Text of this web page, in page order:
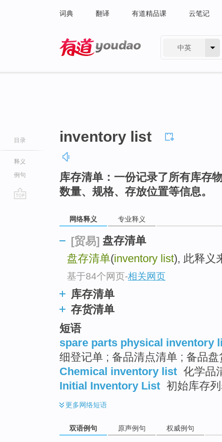
词典 翻译 有道精品课 云笔记
中英
目录
释义
例句
inventory list
库存清单：一份记录了所有库存
数量、规格、存放位置等信息。
网络释义 专业释义
[贸易] 盘存清单
盘存清单(inventory list), 此释义
基于84个网页-相关网页
库存清单
存货清单
短语
spare parts physical inventory
细登记单 ; 备品清点清单 ; 备品盘
Chemical inventory list 化学品
Initial Inventory List 初始库存
更多网络短语
双语例句 原声例句 权威例句